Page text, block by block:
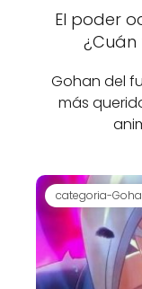
El poder
Gohan del
más
categoria-